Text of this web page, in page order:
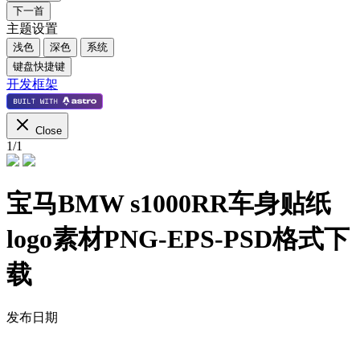
下一首
主题设置
浅色 深色
系统
键盘快捷键
开发框架
Close
1/1
宝马BMW s1000RR车身贴纸
logo素材PNG-EPS-PSD格式下
载
发布日期